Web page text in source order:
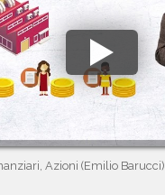
Azioni (Emilio Barucci)